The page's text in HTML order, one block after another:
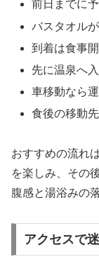
前日までに
バスタオル
到着は食事
先に温泉へ
車移動なら
食後の移動
おすすめの流れ
を楽しみ、その
腹感と湯浴みの
アクセスで